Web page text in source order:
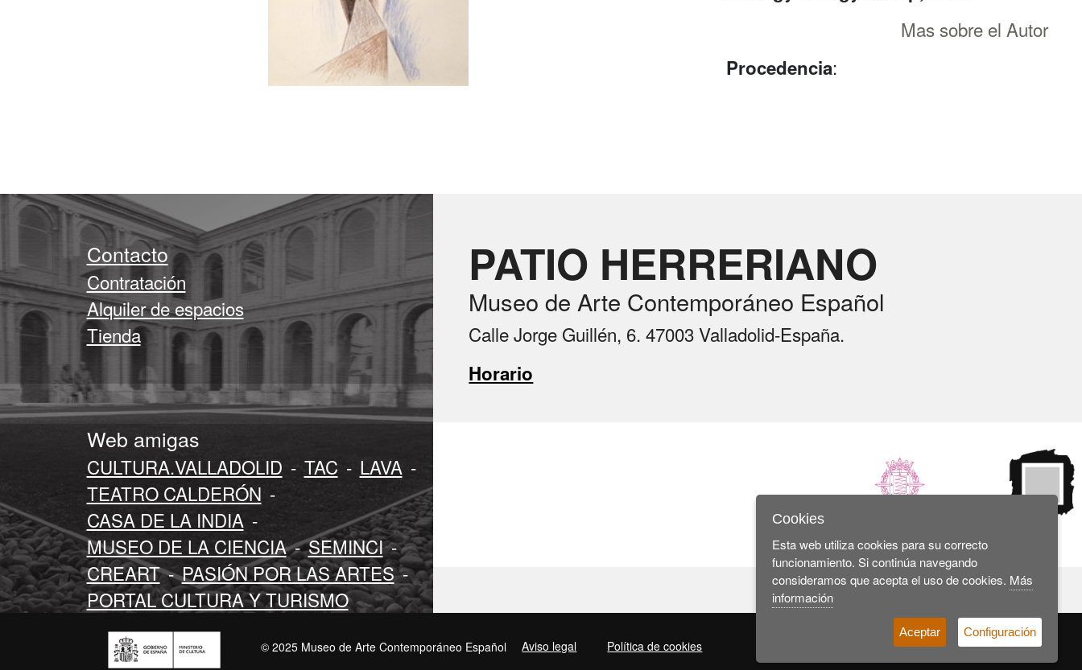
Mas sobre el Autor
Procedencia:
Contacto
Contratación
Alquiler de espacios
Tienda
Web amigas
CULTURA.VALLADOLID - TAC - LAVA -
TEATRO CALDERÓN -
CASA DE LA INDIA -
MUSEO DE LA CIENCIA - SEMINCI -
CREART - PASIÓN POR LAS ARTES -
PORTAL CULTURA Y TURISMO
PATIO HERRERIANO
Museo de Arte Contemporáneo Español
Calle Jorge Guillén, 6. 47003 Valladolid-España.
Horario
© 2025 Museo de Arte Contemporáneo Español Aviso legal Política de cookies
Cookies
Esta web utiliza cookies para su correcto
funcionamiento. Si continúa navegando
consideramos que acepta el uso de cookies. Más
información
Aceptar Configuración